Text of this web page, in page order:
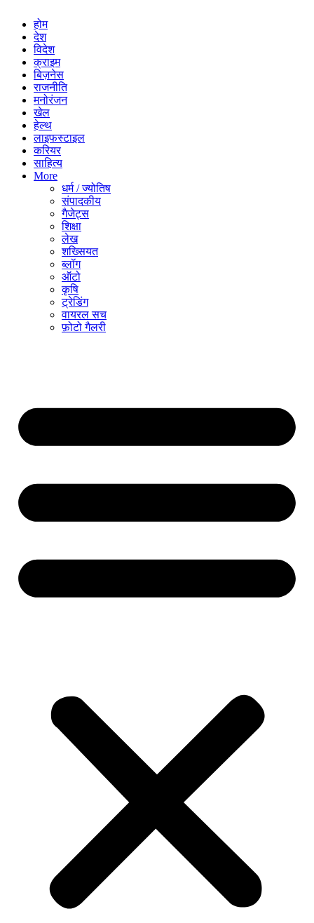
होम
देश
विदेश
क्राइम
बिज़नेस
राजनीति
मनोरंजन
खेल
हेल्थ
लाइफस्टाइल
करियर
साहित्य
More
धर्म / ज्योतिष
संपादकीय
गैजेट्स
शिक्षा
लेख
शख्सियत
ब्लॉग
ऑटो
कृषि
ट्रेडिंग
वायरल सच
फ़ोटो गैलरी